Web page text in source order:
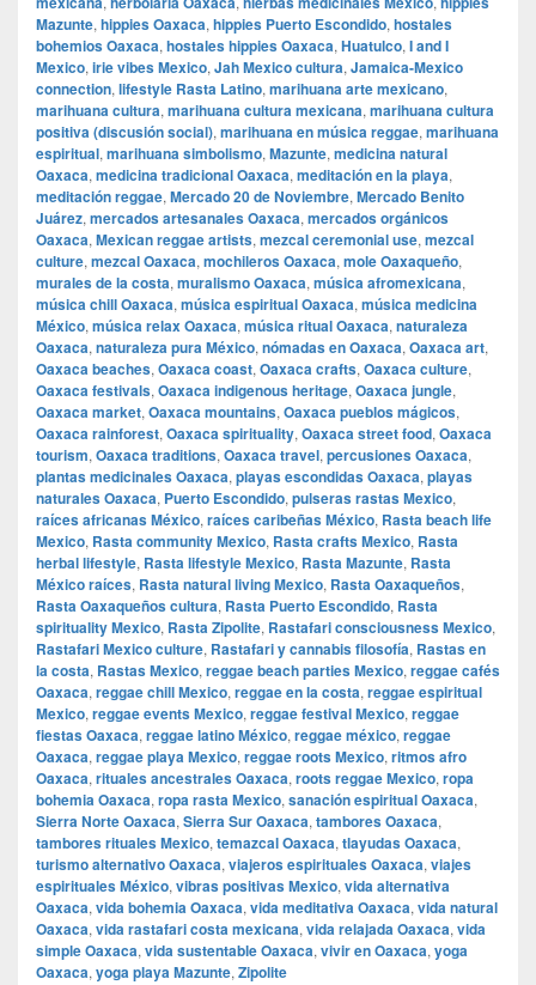
Mazunte, hippies Oaxaca, hippies Puerto Escondido, hostales
bohemios Oaxaca, hostales hippies Oaxaca, Huatulco, I and I
Mexico, irie vibes Mexico, Jah Mexico cultura, Jamaica-Mexico
connection, lifestyle Rasta Latino, marihuana arte mexicano,
marihuana cultura, marihuana cultura mexicana, marihuana cultura
positiva (discusión social), marihuana en música reggae, marihuana
espiritual, marihuana simbolismo, Mazunte, medicina natural
Oaxaca, medicina tradicional Oaxaca, meditación en la playa,
meditación reggae, Mercado 20 de Noviembre, Mercado Benito
Juárez, mercados artesanales Oaxaca, mercados orgánicos
Oaxaca, Mexican reggae artists, mezcal ceremonial use, mezcal
culture, mezcal Oaxaca, mochileros Oaxaca, mole Oaxaqueño,
murales de la costa, muralismo Oaxaca, música afromexicana,
música chill Oaxaca, música espiritual Oaxaca, música medicina
México, música relax Oaxaca, música ritual Oaxaca, naturaleza
Oaxaca, naturaleza pura México, nómadas en Oaxaca, Oaxaca art,
Oaxaca beaches, Oaxaca coast, Oaxaca crafts, Oaxaca culture,
Oaxaca festivals, Oaxaca indigenous heritage, Oaxaca jungle,
Oaxaca market, Oaxaca mountains, Oaxaca pueblos mágicos,
Oaxaca rainforest, Oaxaca spirituality, Oaxaca street food, Oaxaca
tourism, Oaxaca traditions, Oaxaca travel, percusiones Oaxaca,
plantas medicinales Oaxaca, playas escondidas Oaxaca, playas
naturales Oaxaca, Puerto Escondido, pulseras rastas Mexico,
raíces africanas México, raíces caribeñas México, Rasta beach life
Mexico, Rasta community Mexico, Rasta crafts Mexico, Rasta
herbal lifestyle, Rasta lifestyle Mexico, Rasta Mazunte, Rasta
México raíces, Rasta natural living Mexico, Rasta Oaxaqueños,
Rasta Oaxaqueños cultura, Rasta Puerto Escondido, Rasta
spirituality Mexico, Rasta Zipolite, Rastafari consciousness Mexico,
Rastafari Mexico culture, Rastafari y cannabis filosofía, Rastas en
la costa, Rastas Mexico, reggae beach parties Mexico, reggae cafés
Oaxaca, reggae chill Mexico, reggae en la costa, reggae espiritual
Mexico, reggae events Mexico, reggae festival Mexico, reggae
fiestas Oaxaca, reggae latino México, reggae méxico, reggae
Oaxaca, reggae playa Mexico, reggae roots Mexico, ritmos afro
Oaxaca, rituales ancestrales Oaxaca, roots reggae Mexico, ropa
bohemia Oaxaca, ropa rasta Mexico, sanación espiritual Oaxaca,
Sierra Norte Oaxaca, Sierra Sur Oaxaca, tambores Oaxaca,
tambores rituales Mexico, temazcal Oaxaca, tlayudas Oaxaca,
turismo alternativo Oaxaca, viajeros espirituales Oaxaca, viajes
espirituales México, vibras positivas Mexico, vida alternativa
Oaxaca, vida bohemia Oaxaca, vida meditativa Oaxaca, vida natural
Oaxaca, vida rastafari costa mexicana, vida relajada Oaxaca, vida
simple Oaxaca, vida sustentable Oaxaca, vivir en Oaxaca, yoga
Oaxaca, yoga playa Mazunte, Zipolite